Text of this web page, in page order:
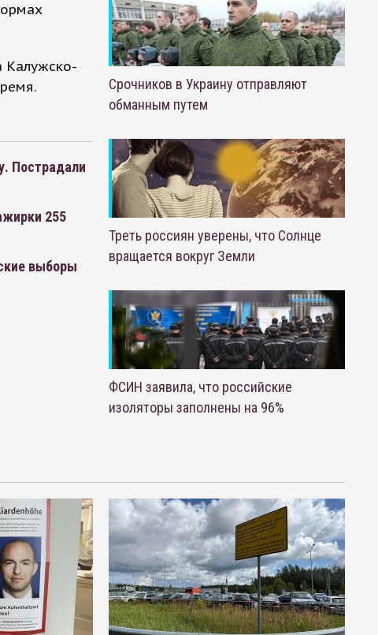
Калужско-
Пострадали
255
выборы
Срочников в Украину отправляют
обманным путем
Треть россиян уверены, что Солнце
вращается вокруг Земли
ФСИН заявила, что российские
изоляторы заполнены на 96%